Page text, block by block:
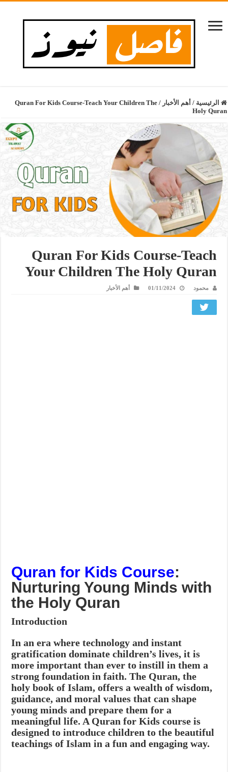
الرئيسية / أهم الأخبار /
Quran For Kids Course-Teach Your Children The
Holy Quran
Quran For Kids Course-Teach
Your Children The Holy Quran
محمود 01/11/2024 أهم الأخبار
Quran for Kids Course:
Nurturing Young Minds with
the Holy Quran
Introduction
In an era where technology and instant
gratification dominate children’s lives, it is
more important than ever to instill in them a
strong foundation in faith.The Quran, the
holy book of Islam, offers a wealth of wisdom,
guidance, and moral values that can shape
young minds and prepare them for a
meaningful life. A Quran for Kids course is
designed to introduce children to the beautiful
teachings of Islam in a fun and engaging way.